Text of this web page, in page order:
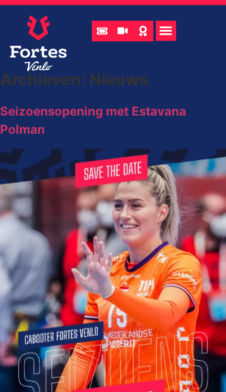
Archieven: Nieuws
Seizoensopening met Estavana
Polman